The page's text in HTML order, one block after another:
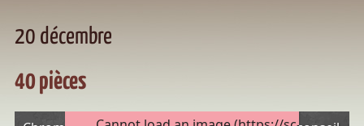
20 décembre
40 pièces